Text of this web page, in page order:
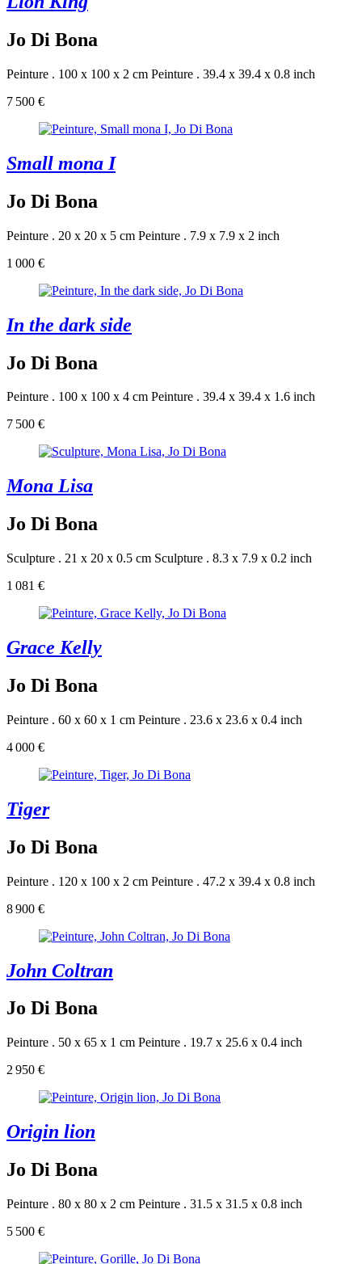
Jo Di Bona
Peinture . 100 x 100 x 2 cm Peinture . 39.4 x 39.4 x 0.8 inch
7 500 €
Small mona I
Jo Di Bona
Peinture . 20 x 20 x 5 cm Peinture . 7.9 x 7.9 x 2 inch
1 000 €
In the dark side
Jo Di Bona
Peinture . 100 x 100 x 4 cm Peinture . 39.4 x 39.4 x 1.6 inch
7 500 €
Mona Lisa
Jo Di Bona
Sculpture . 21 x 20 x 0.5 cm Sculpture . 8.3 x 7.9 x 0.2 inch
1 081 €
Grace Kelly
Jo Di Bona
Peinture . 60 x 60 x 1 cm Peinture . 23.6 x 23.6 x 0.4 inch
4 000 €
Tiger
Jo Di Bona
Peinture . 120 x 100 x 2 cm Peinture . 47.2 x 39.4 x 0.8 inch
8 900 €
John Coltran
Jo Di Bona
Peinture . 50 x 65 x 1 cm Peinture . 19.7 x 25.6 x 0.4 inch
2 950 €
Origin lion
Jo Di Bona
Peinture . 80 x 80 x 2 cm Peinture . 31.5 x 31.5 x 0.8 inch
5 500 €